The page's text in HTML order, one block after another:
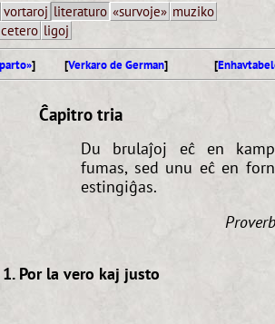
vortaroj literaturo «survoje» muziko
cetero ligoj
] [Verkaro de German] [
Ĉapitro tria
Du brulaĵoj eĉ en
fumas, sed unu eĉ en
estingiĝas.
1. Por la vero kaj justo